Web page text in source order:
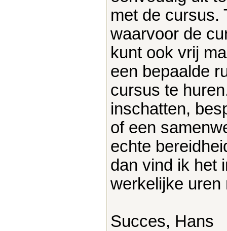
met de cursus.
waarvoor de
kunt ook vrij
een bepaalde
cursus te
inschatten,
of een
echte
dan vind ik het
werkelijke uren
Succes, Hans